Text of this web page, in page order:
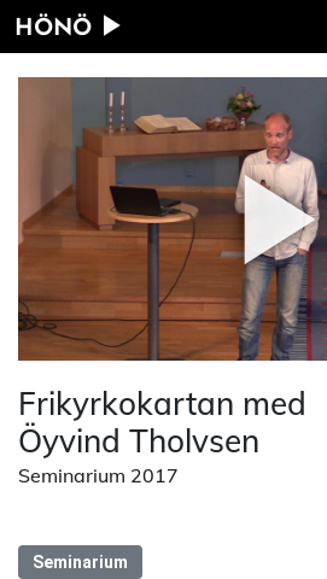
HÖNÖ
Frikyrkokartan med
Öyvind Tholvsen
Seminarium 2017
Seminarium